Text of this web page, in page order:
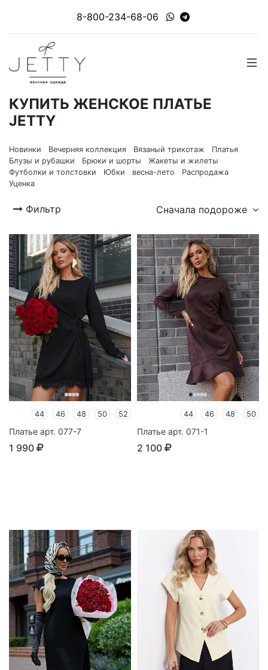
8-800-234-68-06
КУПИТЬ ЖЕНСКОЕ ПЛАТЬЕ
JETTY
Новинки Вечерняя коллекция Вязаный трикотаж
Платья
Блузы и рубашки
Брюки и шорты
Жакеты и жилеты
Футболки и толстовки
Юбки весна-лето
Распродажа
Уценка
Фильтр Сначала подороже
44 46 48 50 52
Платье арт. 077-7
1 990
44 46 48 50
Платье арт. 071-1
2 100